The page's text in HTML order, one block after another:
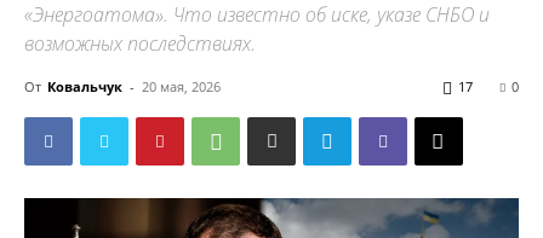
«Энергоатома». Что известно об иске, указе СНБО и
возможных последствиях.
От Ковальчук - 20 мая, 2026 0
17